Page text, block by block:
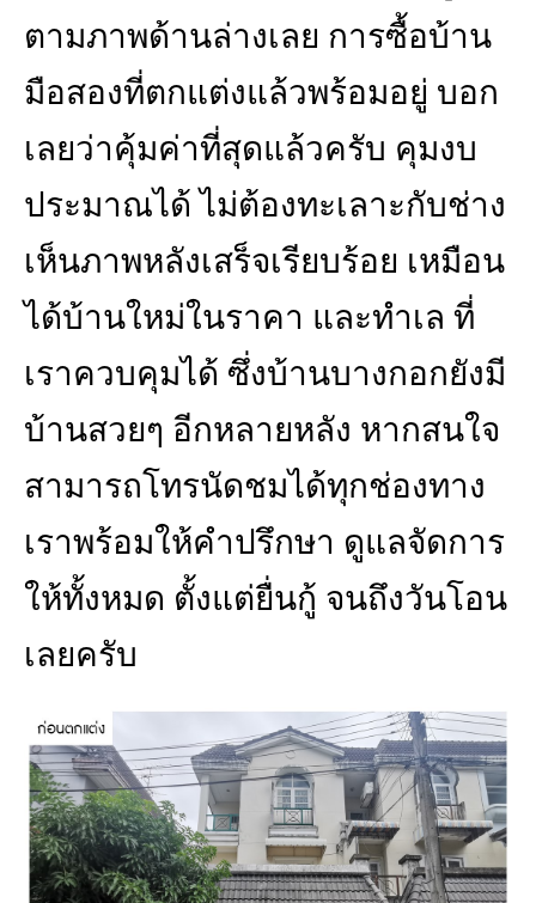
ตามภาพด้านล่างเลย การซื้อบ้าน
มือสองที่ตกแต่งแล้วพร้อมอยู่ บอก
เลยว่าคุ้มค่าที่สุดแล้วครับ คุมงบ
ประมาณได้ ไม่ต้องทะเลาะกับช่าง
เห็นภาพหลังเสร็จเรียบร้อย เหมือน
ได้บ้านใหม่ในราคา และทำเล ที่
เราควบคุมได้ ซึ่งบ้านบางกอกยังมี
บ้านสวยๆ อีกหลายหลัง หากสนใจ
สามารถโทรนัดชมได้ทุกช่องทาง
เราพร้อมให้คำปรึกษา ดูแลจัดการ
ให้ทั้งหมด ตั้งแต่ยื่นกู้ จนถึงวันโอน
เลยครับ